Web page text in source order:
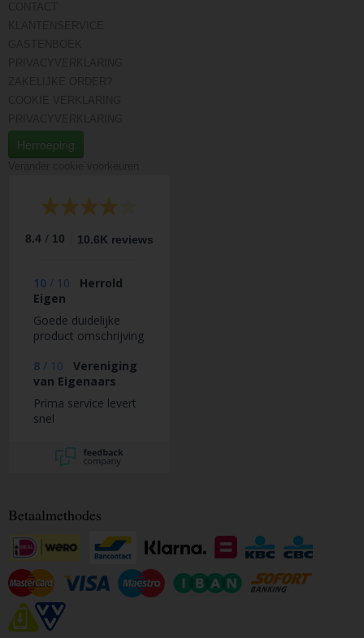
Herroeping
8.4 / 10 10.6K reviews
10 / 10
Herrold
Eigen
Goede duidelijke
product omschrijving
8 / 10
Vereniging
van Eigenaars
Prima service levert
snel
Betaalmethodes